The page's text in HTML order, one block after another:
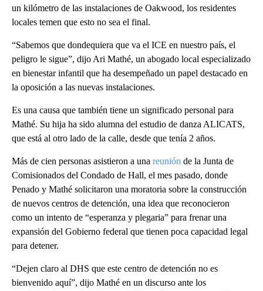
un kilómetro de las instalaciones de Oakwood, los residentes
locales temen que esto no sea el final.
“Sabemos que dondequiera que va el ICE en nuestro país, el
peligro le sigue”, dijo Ari Mathé, un abogado local especializado
en bienestar infantil que ha desempeñado un papel destacado en
la oposición a las nuevas instalaciones.
Es una causa que también tiene un significado personal para
Mathé. Su hija ha sido alumna del estudio de danza ALICATS,
que está al otro lado de la calle, desde que tenía 2 años.
Más de cien personas asistieron a una reunión de la Junta de
Comisionados del Condado de Hall, el mes pasado, donde
Penado y Mathé solicitaron una moratoria sobre la construcción
de nuevos centros de detención, una idea que reconocieron
como un intento de “esperanza y plegaria” para frenar una
expansión del Gobierno federal que tienen poca capacidad legal
para detener.
“Dejen claro al DHS que este centro de detención no es
bienvenido aquí”, dijo Mathé en un discurso ante los